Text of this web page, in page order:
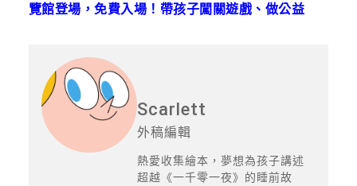
覽館登場，免費入場！帶孩子闖關遊戲、做公益
Scarlett
外稿編輯
熱愛收集繪本，夢想為孩子講述
超越《一千零一夜》的睡前故